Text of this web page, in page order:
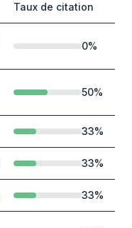
Taux de citation
0%
50%
33%
33%
33%